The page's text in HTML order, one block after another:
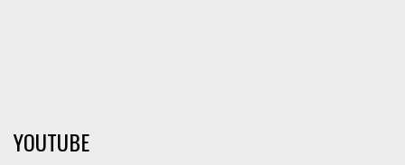
YOUTUBE